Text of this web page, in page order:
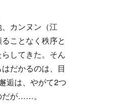
カンヌン（江
ことなく秩序と
してきた。そん
だかるのは、目
逅は、やがて2つ
だが……。